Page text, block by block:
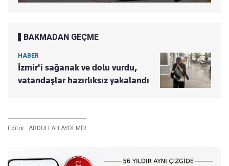
BAKMADAN GEÇME
HABER
İzmir'i sağanak ve dolu vurdu,
vatandaşlar hazırlıksız yakalandı
Editör : ABDULLAH AYDEMİR